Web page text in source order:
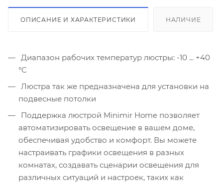
ОПИСАНИЕ И ХАРАКТЕРИСТИКИ НАЛИЧИЕ
Диапазон рабочих температур люстры: -10 ... +40
°C
Люстра так же предназначена для установки на
подвесные потолки
Поддержка люстрой Minimir Home позволяет
автоматизировать освещение в вашем доме,
обеспечивая удобство и комфорт. Вы можете
настраивать графики освещения в разных
комнатах, создавать сценарии освещения для
различных ситуаций и настроек, таких как